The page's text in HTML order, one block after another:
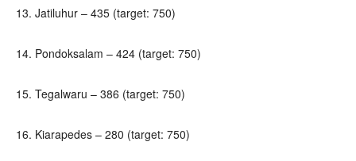
13. Jatiluhur – 435 (target: 750)
14. Pondoksalam – 424 (target: 750)
15. Tegalwaru – 386 (target: 750)
16. Kiarapedes – 280 (target: 750)